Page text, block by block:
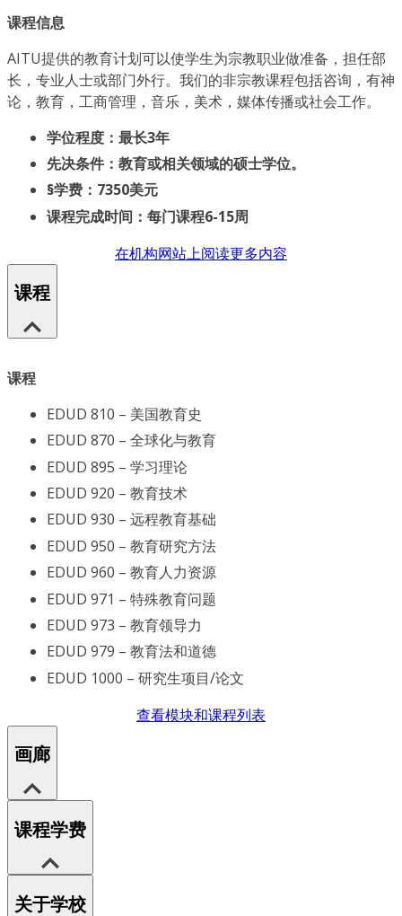
课程信息
AITU提供的教育计划可以使学生为宗教职业做准备，担任部
长，专业人士或部门外行。我们的非宗教课程包括咨询，有神
论，教育，工商管理，音乐，美术，媒体传播或社会工作。
学位程度：最长3年
先决条件：教育或相关领域的硕士学位。
§学费：7350美元
课程完成时间：每门课程6-15周
在机构网站上阅读更多内容
课程
课程
EDUD 810 – 美国教育史
EDUD 870 – 全球化与教育
EDUD 895 – 学习理论
EDUD 920 – 教育技术
EDUD 930 – 远程教育基础
EDUD 950 – 教育研究方法
EDUD 960 – 教育人力资源
EDUD 971 – 特殊教育问题
EDUD 973 – 教育领导力
EDUD 979 – 教育法和道德
EDUD 1000 – 研究生项目/论文
查看模块和课程列表
画廊
课程学费
关于学校